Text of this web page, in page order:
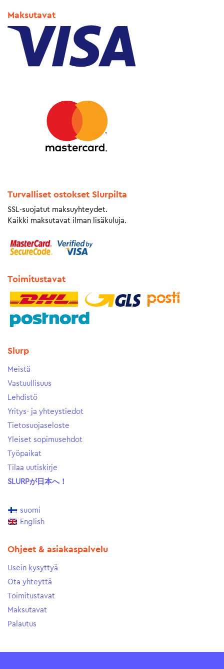
Maksutavat
Turvalliset ostokset Slurpilta
SSL-suojatut maksuyhteydet.
Kaikki maksutavat ilman lisäkuluja.
Toimitustavat
Slurp
Meistä
Vastuullisuus
Lehdistö
Yritys- ja yhteystiedot
Tietosuojaseloste
Yleiset sopimusehdot
Työpaikat
Tilaa uutiskirje
SLURPが日本へ！
suomi
English
Ohjeet & asiakaspalvelu
Usein kysyttyä
Ota yhteyttä
Toimitustavat
Maksutavat
Palautus